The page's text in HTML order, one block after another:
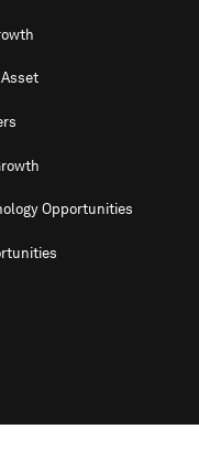
Opportunities